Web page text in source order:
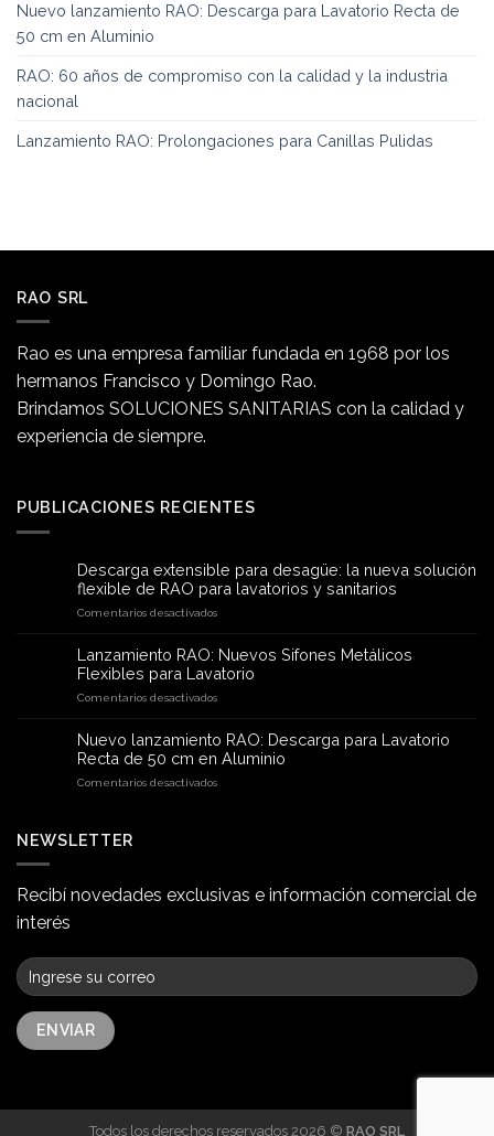
Nuevo lanzamiento RAO: Descarga para Lavatorio Recta de
50 cm en Aluminio
RAO: 60 años de compromiso con la calidad y la industria
nacional
Lanzamiento RAO: Prolongaciones para Canillas Pulidas
RAO SRL
Rao es una empresa familiar fundada en 1968 por los
hermanos Francisco y Domingo Rao.
Brindamos SOLUCIONES SANITARIAS con la calidad y
experiencia de siempre.
PUBLICACIONES RECIENTES
Descarga extensible para desagüe: la nueva solución
flexible de RAO para lavatorios y sanitarios
Comentarios desactivadosen
extensible
para
desagüe:
la
solución
flexible
RAO
Lanzamiento RAO: Nuevos Sifones Metálicos
Flexibles para Lavatorio
Comentarios desactivadosen
RAO:
Nuevos
Sifones
Metálicos
Nuevo lanzamiento RAO: Descarga para Lavatorio
Recta de 50 cm en Aluminio
Comentarios desactivadosen
Lavatorio
Recta
cm
NEWSLETTER
Recibí novedades exclusivas e información comercial de
interés
Todos los derechos reservados 2026 © RAO SRL